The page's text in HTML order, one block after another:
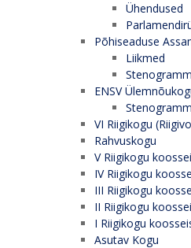
Ühendused
Põhiseaduse
Liikmed
ENSV
VI Riigikogu
Rahvuskogu
V Riigikogu
IV Riigikogu
III Riigikogu
II Riigikogu
I Riigikogu
Asutav Kogu